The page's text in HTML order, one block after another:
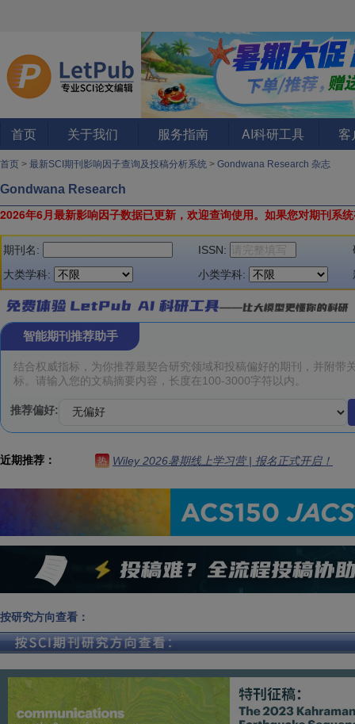
首页 关于我们 服务指南 AI科研工具 客
首页 > 最新SCI期刊影响因子查询及投稿分析系统 > Gondwana Research 杂志
Gondwana Research
2026年6月最新影响因子数据已更新，欢迎查询使用。 如果您对期刊系
期刊名: ISSN:
大类学科:
小类学科:
智能期刊推荐助手
推荐偏好:
近期推荐： 热 Wiley 2026暑期线上学习营 | 报名正式开启！
按研究方向查看：